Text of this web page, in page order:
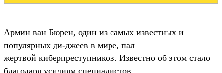
Армин ван Бюрен, один из самых известных и
популярных ди-джеев в мире, пал
жертвой киберпреступников. Известно об этом стало
благодаря усилиям специалистов